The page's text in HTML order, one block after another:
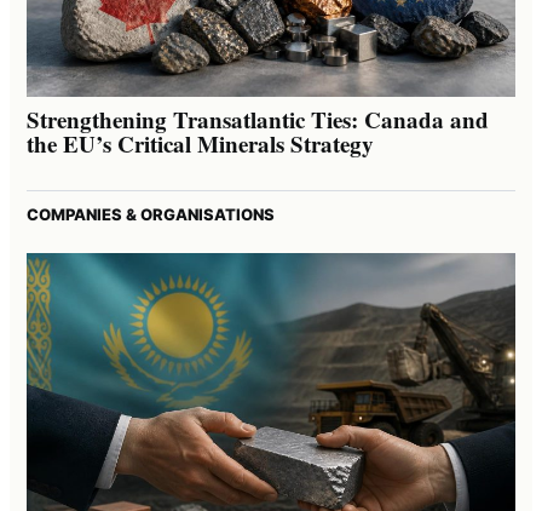
Strengthening Transatlantic Ties: Canada and
the EU’s Critical Minerals Strategy
COMPANIES & ORGANISATIONS